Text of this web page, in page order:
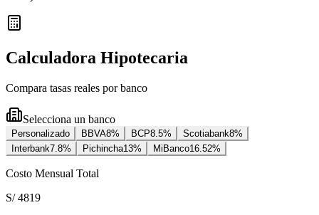
Calculadora Hipotecaria
Compara tasas reales por banco
Selecciona un banco
Personalizado BBVA8% BCP8.5% Scotiabank8%
Interbank7.8% Pichincha13% MiBanco16.52%
Costo Mensual Total
S/ 4819